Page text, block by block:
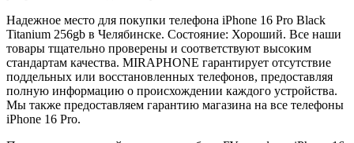
Надежное место для покупки телефона iPhone 16 Pro Black
Titanium 256gb в Челябинске. Состояние: Хороший. Все наши
товары тщательно проверены и соответствуют высоким
стандартам качества. MIRAPHONE гарантирует отсутствие
поддельных или восстановленных телефонов, предоставляя
полную информацию о происхождении каждого устройства.
Мы также предоставляем гарантию магазина на все телефоны
iPhone 16 Pro.